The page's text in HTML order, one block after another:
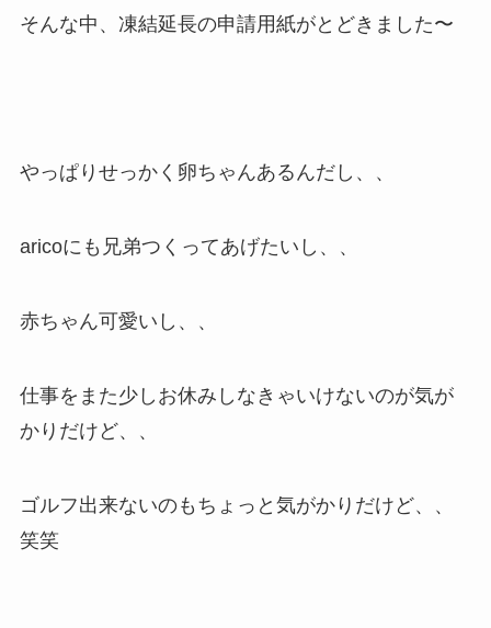
そんな中、凍結延長の申請用紙がとどきました〜
やっぱりせっかく卵ちゃんあるんだし、、
aricoにも兄弟つくってあげたいし、、
赤ちゃん可愛いし、、
仕事をまた少しお休みしなきゃいけないのが気が
かりだけど、、
ゴルフ出来ないのもちょっと気がかりだけど、、
笑笑